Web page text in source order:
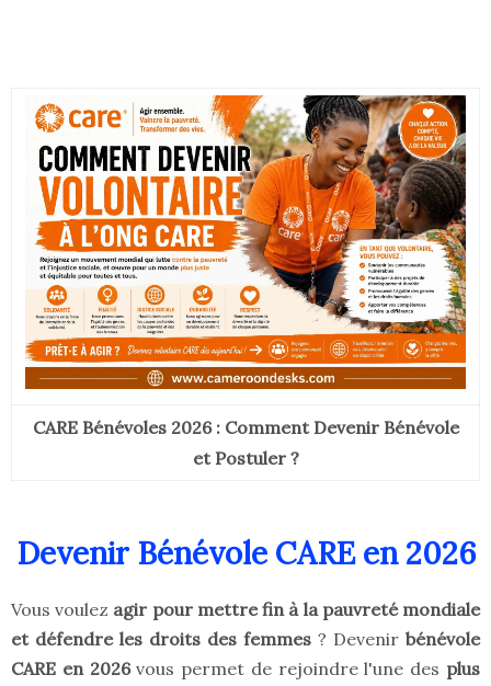
CARE Bénévoles 2026 : Comment Devenir Bénévole
et Postuler ?
Devenir Bénévole CARE en 2026
Vous voulez agir pour mettre fin à la pauvreté mondiale
et défendre les droits des femmes ? Devenir bénévole
CARE en 2026vous permet de rejoindre l'une des plus